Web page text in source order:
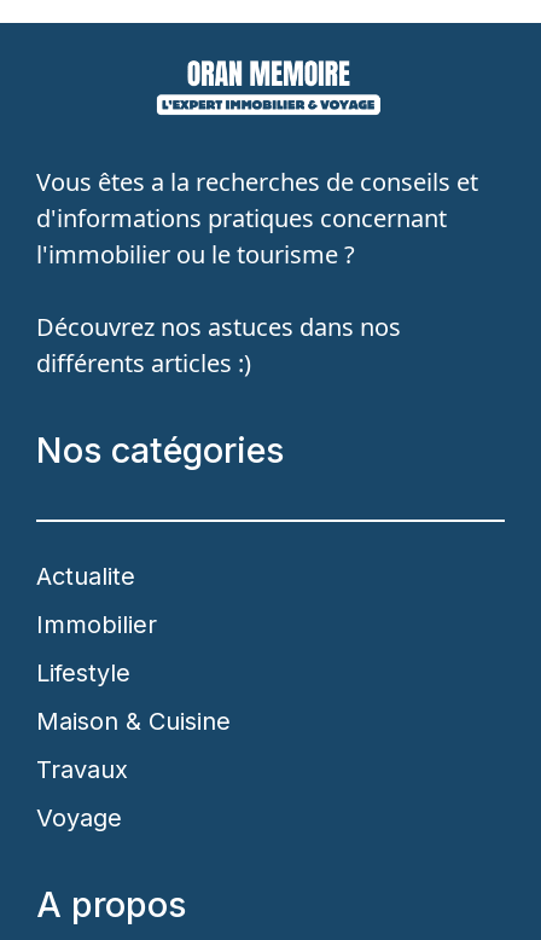
Vous êtes a la recherches de conseils et
d'informations pratiques concernant
l'immobilier ou le tourisme ?
Découvrez nos astuces dans nos
différents articles :)
Nos catégories
Actualite
Immobilier
Lifestyle
Maison & Cuisine
Travaux
Voyage
A propos